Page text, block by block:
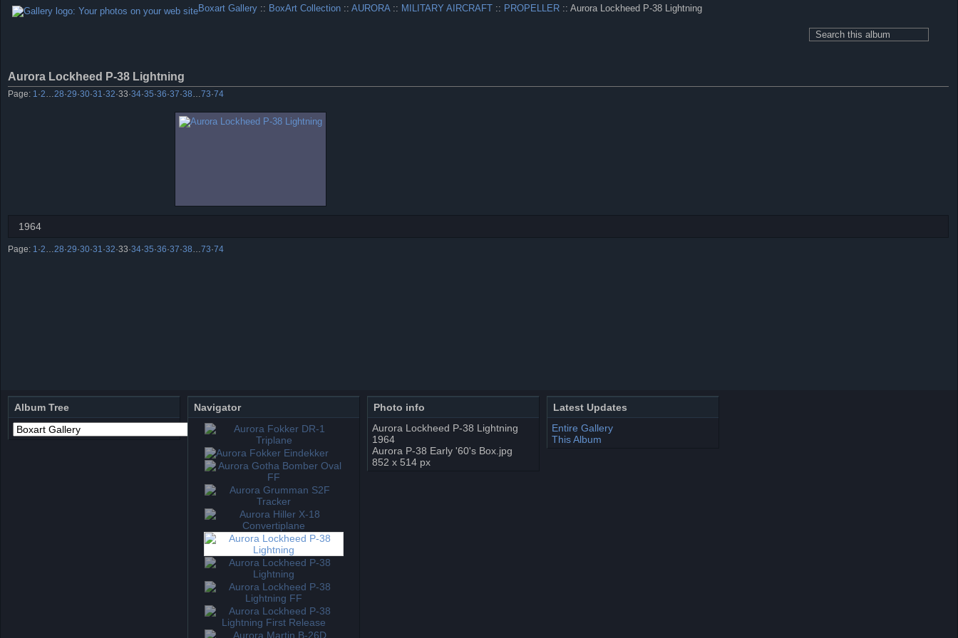
Boxart Gallery :: BoxArt Collection ::AURORA:: MILITARY AIRCRAFT :: PROPELLER :: Aurora Lockheed P-38 Lightning
Aurora Lockheed P-38 Lightning
Page: 1 ·2 28·29·30·31 ·32·33·34·35·36·37·38 73·74
1964
Page: 1 ·2 28·29·30·31 ·32·33·34·35·36·37·38 73·74
Album Tree Navigator
Photo info
Aurora Lockheed P-38 Lightning
1964
Aurora P-38 Early '60's Box.jpg
852 x 514 px
Latest Updates
Entire Gallery
This Album